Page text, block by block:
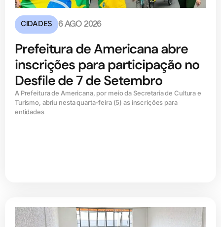
CIDADES 6 AGO 2026
Prefeitura de Americana abre
inscrições para participação no
Desfile de 7 de Setembro
A Prefeitura de Americana, por meio da Secretaria de Cultura e
Turismo, abriu nesta quarta-feira (5) as inscrições para
entidades